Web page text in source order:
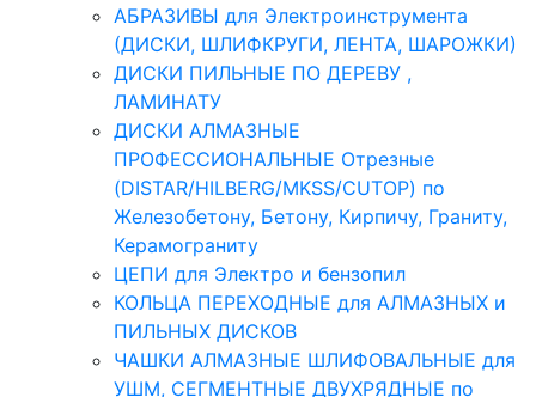
АБРАЗИВЫ для Электроинструмента
(ДИСКИ, ШЛИФКРУГИ, ЛЕНТА, ШАРОЖКИ)
ДИСКИ ПИЛЬНЫЕ ПО ДЕРЕВУ ,
ЛАМИНАТУ
ДИСКИ АЛМАЗНЫЕ
ПРОФЕССИОНАЛЬНЫЕ Отрезные
(DISTAR/HILBERG/MKSS/CUTOP) по
Железобетону, Бетону, Кирпичу, Граниту,
Керамограниту
ЦЕПИ для Электро и бензопил
КОЛЬЦА ПЕРЕХОДНЫЕ для АЛМАЗНЫХ и
ПИЛЬНЫХ ДИСКОВ
ЧАШКИ АЛМАЗНЫЕ ШЛИФОВАЛЬНЫЕ для
УШМ, СЕГМЕНТНЫЕ ДВУХРЯДНЫЕ по